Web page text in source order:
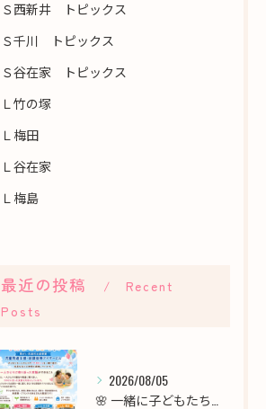
Ｓ西新井 トピックス
Ｓ千川 トピックス
Ｓ谷在家 トピックス
Ｌ竹の塚
Ｌ梅田
Ｌ谷在家
Ｌ梅島
最近の投稿
Recent
Posts
2026/08/05